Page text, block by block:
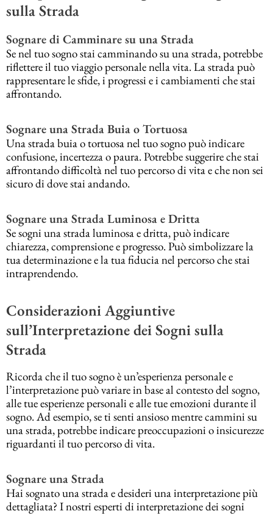
sulla Strada
Sognare di Camminare su una Strada
Se nel tuo sogno stai camminando su una strada, potrebbe
riflettere il tuo viaggio personale nella vita. La strada può
rappresentare le sfide, i progressi e i cambiamenti che stai
affrontando.
Sognare una Strada Buia o Tortuosa
Una strada buia o tortuosa nel tuo sogno può indicare
confusione, incertezza o paura. Potrebbe suggerire che stai
affrontando difficoltà nel tuo percorso di vita e che non sei
sicuro di dove stai andando.
Sognare una Strada Luminosa e Dritta
Se sogni una strada luminosa e dritta, può indicare
chiarezza, comprensione e progresso. Può simbolizzare la
tua determinazione e la tua fiducia nel percorso che stai
intraprendendo.
Considerazioni Aggiuntive
sull’Interpretazione dei Sogni sulla
Strada
Ricorda che il tuo sogno è un’esperienza personale e
l’interpretazione può variare in base al contesto del sogno,
alle tue esperienze personali e alle tue emozioni durante il
sogno. Ad esempio, se ti senti ansioso mentre cammini su
una strada, potrebbe indicare preoccupazioni o insicurezze
riguardanti il tuo percorso di vita.
Sognare una Strada
Hai sognato una strada e desideri una interpretazione più
dettagliata? I nostri esperti di interpretazione dei sogni